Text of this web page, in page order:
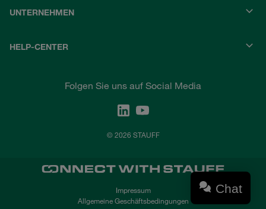
UNTERNEHMEN
HELP-CENTER
Folgen Sie uns auf Social Media
© 2026 STAUFF
Impressum
Allgemeine Geschäftsbedingungen
Chat